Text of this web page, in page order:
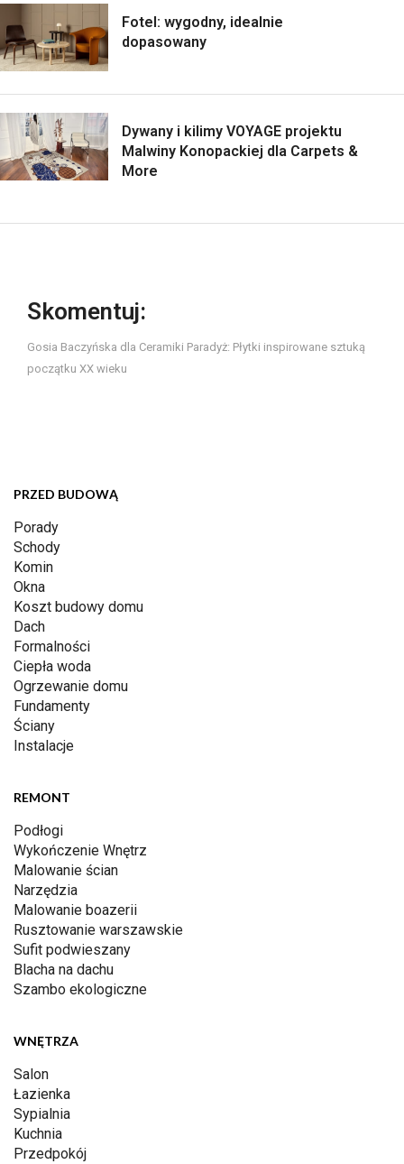
Fotel: wygodny, idealnie
dopasowany
Dywany i kilimy VOYAGE projektu
Malwiny Konopackiej dla Carpets &
More
Skomentuj:
Gosia Baczyńska dla Ceramiki Paradyż: Płytki inspirowane sztuką
początku XX wieku
PRZED BUDOWĄ
Porady
Schody
Komin
Okna
Koszt budowy domu
Dach
Formalności
Ciepła woda
Ogrzewanie domu
Fundamenty
Ściany
Instalacje
REMONT
Podłogi
Wykończenie Wnętrz
Malowanie ścian
Narzędzia
Malowanie boazerii
Rusztowanie warszawskie
Sufit podwieszany
Blacha na dachu
Szambo ekologiczne
WNĘTRZA
Salon
Łazienka
Sypialnia
Kuchnia
Przedpokój